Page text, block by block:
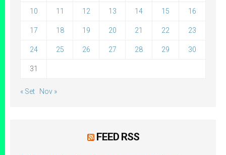
10 11 12 13 14 15 16
17 18 19 20 21 22 23
24 25 26 27 28 29 30
31
« Set Nov »
FEED RSS